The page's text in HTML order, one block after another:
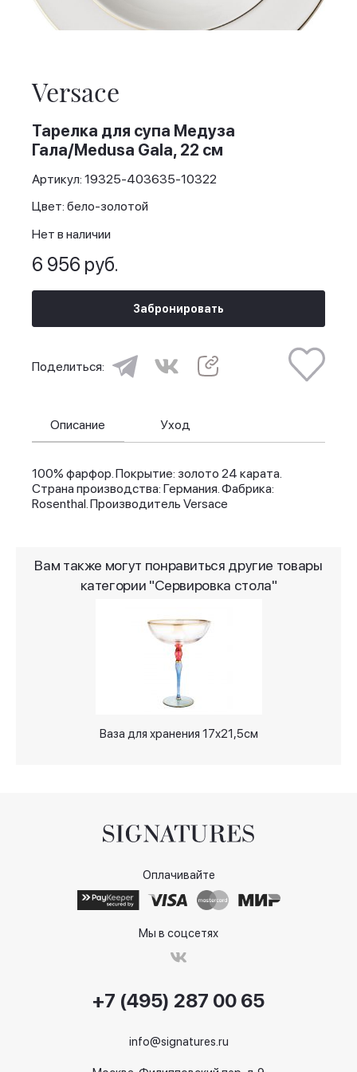
beginning
of
the
images
gallery
Versace
Тарелка для супа Медуза
Гала/Medusa Gala, 22 см
Артикул: 19325-403635-10322
Цвет: бело-золотой
Нет в наличии
6 956 руб.
Забронировать
Поделиться:
Описание
100% фарфор. Покрытие: золото 24 карата.
Страна производства: Германия. Фабрика:
Rosenthal. Производитель Versace
Уход
Вам также могут понравиться другие товары
категории "Сервировка стола"
Ваза для хранения 17х21,5см
Оплачивайте
Мы в соцсетях
+7 (495) 287 00 65
info@signatures.ru